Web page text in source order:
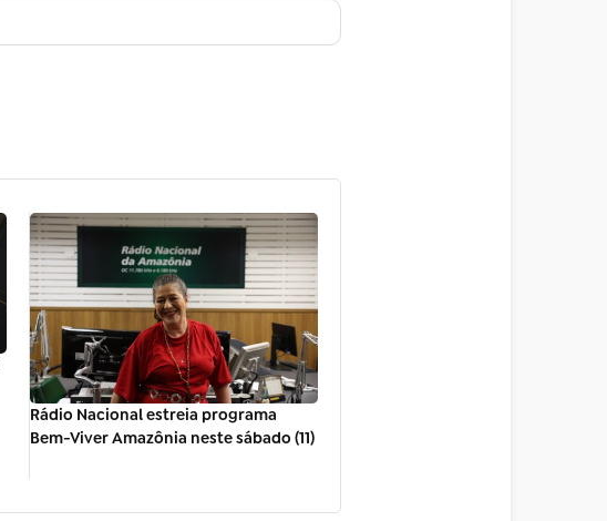
Rádio Nacional estreia programa
Bem-Viver Amazônia neste sábado (11)